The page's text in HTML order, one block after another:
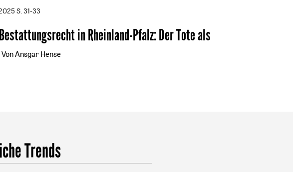
S. 31-33
in Rheinland-Pfalz: Der Tote als
Von Ansgar Hense
Trends